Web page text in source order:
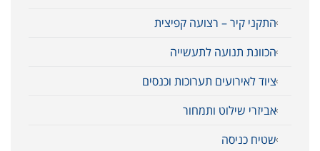
התקני קיר – רצועה קפיצית
הכוונת תנועה לתעשייה
ציוד לאירועים תערוכות וכנסים
אביזרי שילוט ותמחור
שטיח כניסה